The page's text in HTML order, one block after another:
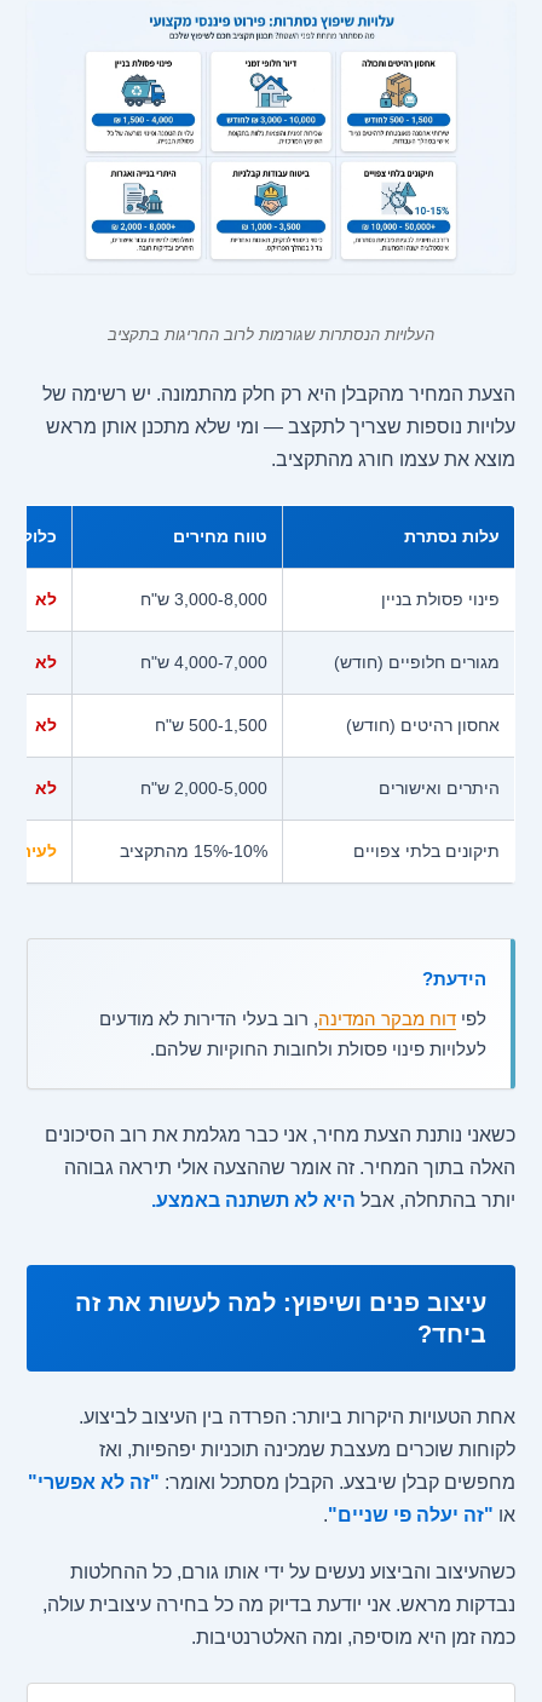
העלויות הנסתרות שגורמות לרוב החריגות בתקציב
הצעת המחיר מהקבלן היא רק חלק מהתמונה. יש רשימה של
עלויות נוספות שצריך לתקצב — ומי שלא מתכנן אותן מראש
מוצא את עצמו חורג מהתקציב.
עלות נסתרת טווח מחירים כלול
פינוי פסולת בניין 3,000-8,000 ש"ח לא
מגורים חלופיים (חודש) 4,000-7,000 ש"ח לא
אחסון רהיטים (חודש) 500-1,500 ש"ח לא
היתרים ואישורים 2,000-5,000 ש"ח לא
תיקונים בלתי צפויים 10%-15% מהתקציב לעיתים
הידעת?
לפידוח מבקר המדינה, רוב בעלי הדירות לא מודעים
לעלויות פינוי פסולת ולחובות החוקיות שלהם.
כשאני נותנת הצעת מחיר, אני כבר מגלמת את רוב הסיכונים
האלה בתוך המחיר. זה אומר שההצעה אולי תיראה גבוהה
יותר בהתחלה, אבל היא לא תשתנה באמצע.
עיצוב פנים ושיפוץ: למה לעשות את זה
ביחד?
אחת הטעויות היקרות ביותר: הפרדה בין העיצוב לביצוע.
לקוחות שוכרים מעצבת שמכינה תוכניות יפהפיות, ואז
מחפשים קבלן שיבצע. הקבלן מסתכל ואומר: "זה לא אפשרי"
או "זה יעלה פי שניים".
כשהעיצוב והביצוע נעשים על ידי אותו גורם, כל ההחלטות
נבדקות מראש. אני יודעת בדיוק מה כל בחירה עיצובית עולה,
כמה זמן היא מוסיפה, ומה האלטרנטיבות.